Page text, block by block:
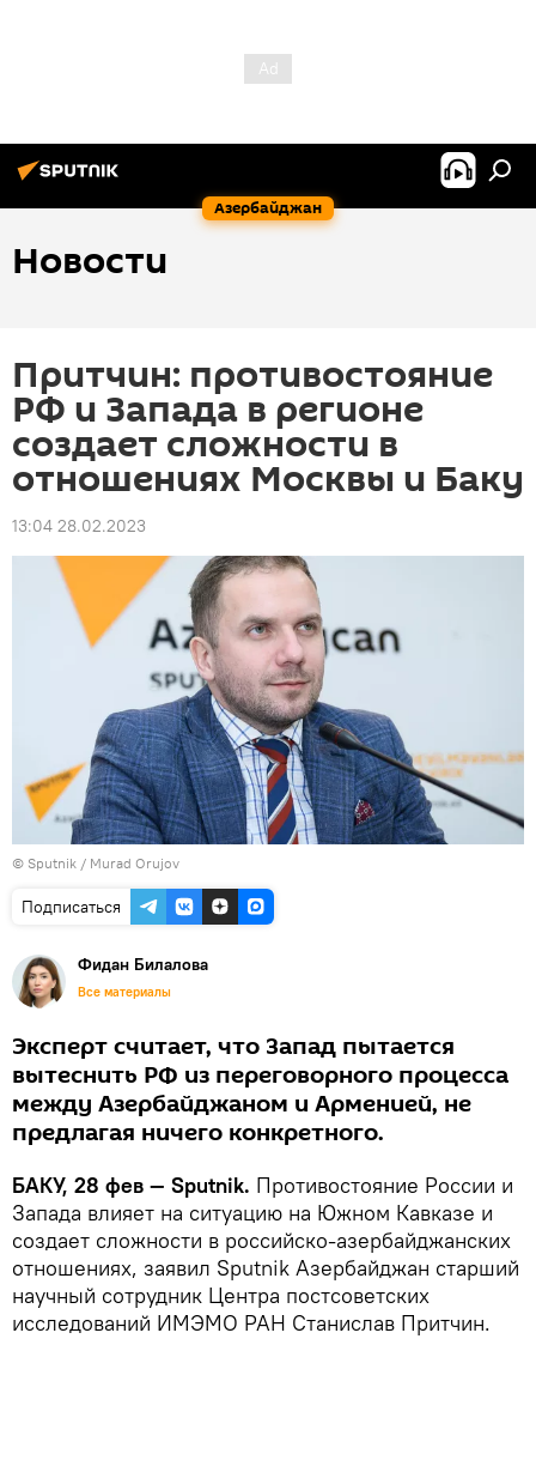
Азербайджан
Новости
Притчин: противостояние
РФ и Запада в регионе
создает сложности в
отношениях Москвы и Баку
13:04 28.02.2023
© Sputnik / Murad Orujov
Подписаться
Фидан Билалова
Все материалы
Эксперт считает, что Запад пытается
вытеснить РФ из переговорного процесса
между Азербайджаном и Арменией, не
предлагая ничего конкретного.
БАКУ, 28 фев — Sputnik. Противостояние России и
Запада влияет на ситуацию на Южном Кавказе и
создает сложности в российско-азербайджанских
отношениях, заявил Sputnik Азербайджан старший
научный сотрудник Центра постсоветских
исследований ИМЭМО РАН Станислав Притчин.